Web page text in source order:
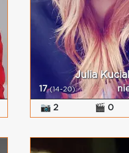
Julia
17(14-20)
📷 2 🎬 0